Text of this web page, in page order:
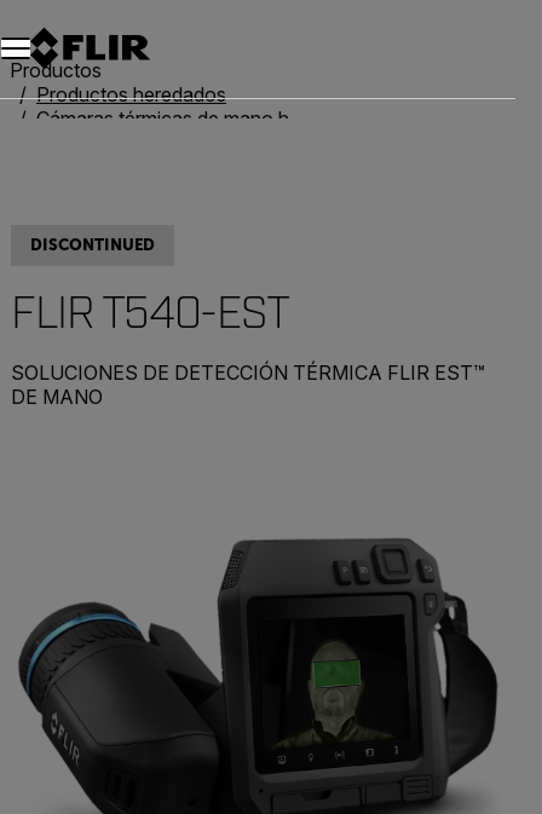
Productos
Productos heredados
Cámaras térmicas de mano heredadas
DISCONTINUED
FLIR T540-EST
SOLUCIONES DE DETECCIÓN TÉRMICA FLIR EST™
DE MANO